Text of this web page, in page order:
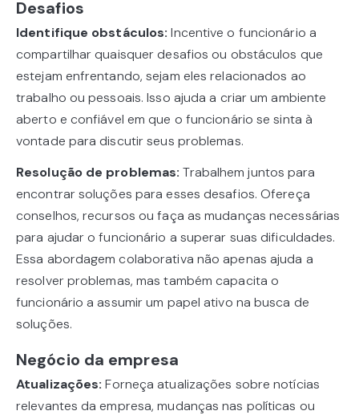
Desafios
Identifique obstáculos: Incentive o funcionário a
compartilhar quaisquer desafios ou obstáculos que
estejam enfrentando, sejam eles relacionados ao
trabalho ou pessoais. Isso ajuda a criar um ambiente
aberto e confiável em que o funcionário se sinta à
vontade para discutir seus problemas.
Resolução de problemas: Trabalhem juntos para
encontrar soluções para esses desafios. Ofereça
conselhos, recursos ou faça as mudanças necessárias
para ajudar o funcionário a superar suas dificuldades.
Essa abordagem colaborativa não apenas ajuda a
resolver problemas, mas também capacita o
funcionário a assumir um papel ativo na busca de
soluções.
Negócio da empresa
Atualizações: Forneça atualizações sobre notícias
relevantes da empresa, mudanças nas políticas ou